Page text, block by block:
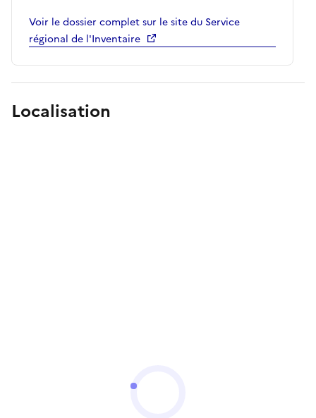
Voir le dossier complet sur le site du Service
régional de l'Inventaire
Localisation